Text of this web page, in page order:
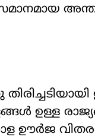
ഉള്ള
ഊർജ